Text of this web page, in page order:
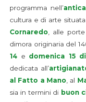
programma nell’
cultura e di arte
Cornaredo, alle
dimora originaria del
14 e domenica 15
dedicata all’
al Fatto a Mano, al
sia in termini di buon